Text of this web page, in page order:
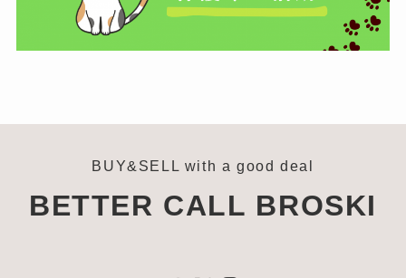
BUY&SELL with a good deal
BETTER CALL BROSKI